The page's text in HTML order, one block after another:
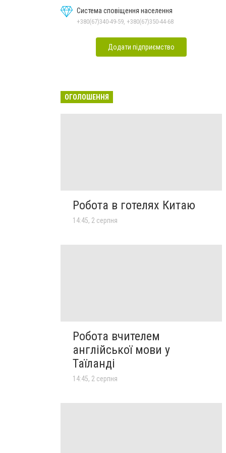
Система сповіщення населення
+380(67)340-49-59, +380(67)350-44-68
Додати підприємство
ОГОЛОШЕННЯ
Робота в готелях Китаю
14:45, 2 серпня
Робота вчителем
англійської мови у
Таїланді
14:45, 2 серпня